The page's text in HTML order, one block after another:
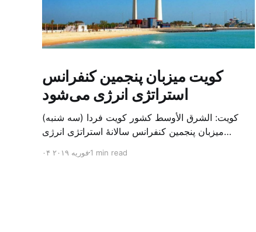
کویت میزبان پنجمین کنفرانس
استراتژی انرژی می‌شود
کویت: الشرق الأوسط کشور کویت فردا (سه شنبه)
میزبان پنجمین کنفرانس سالانهٔ استراتژی انرژی
الشرق الاوسط، حدود ۳۰۰ متخصص از شرکت‌های
۰۴ فوریه ۲۰۱۹1 min read